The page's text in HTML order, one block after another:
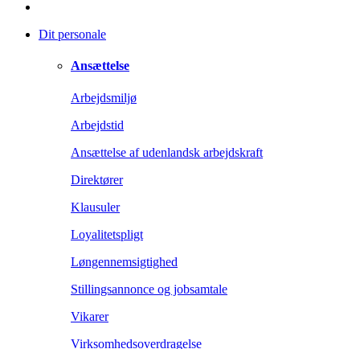
Dit personale
Ansættelse
Arbejdsmiljø
Arbejdstid
Ansættelse af udenlandsk arbejdskraft
Direktører
Klausuler
Loyalitetspligt
Løngennemsigtighed
Stillingsannonce og jobsamtale
Vikarer
Virksomhedsoverdragelse